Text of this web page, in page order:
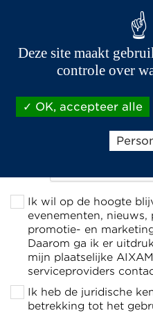
Ik wil op de hoogte
evenementen,
promotie- en
Daarom ga ik er
mijn plaatselijke
serviceproviders
Ik heb de juridische
betrekking tot het
Deze site maakt
controle over
OK, accepteer alle